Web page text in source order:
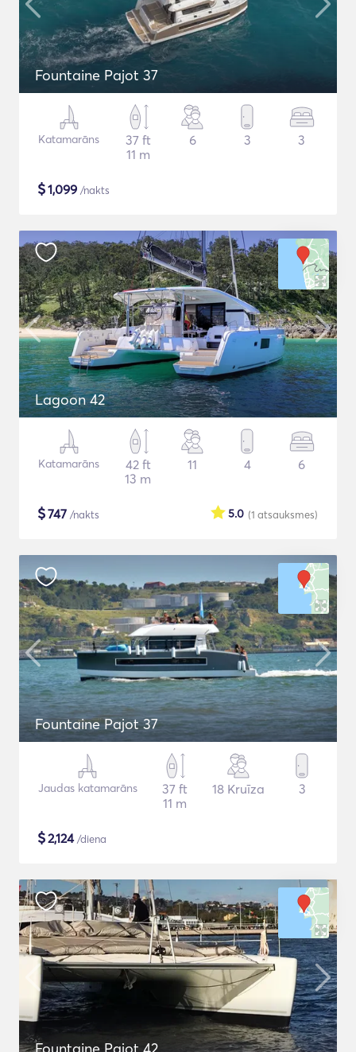
Fountaine Pajot 37
Katamarāns
37 ft
11 m
6 3 3
$1,099 /nakts
Lagoon 42
Katamarāns
42 ft
13 m
11 4 6
$747 /nakts (1 atsauksmes)
5.0
Fountaine Pajot 37
Jaudas katamarāns
37 ft
11 m
18 Kruīza 3
$2,124/diena